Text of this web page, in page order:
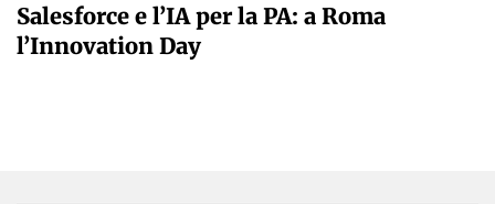
Salesforce e l’IA per la PA: a Roma
l’Innovation Day